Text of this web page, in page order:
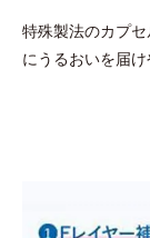
特殊製法のカプ
にうるおいを届